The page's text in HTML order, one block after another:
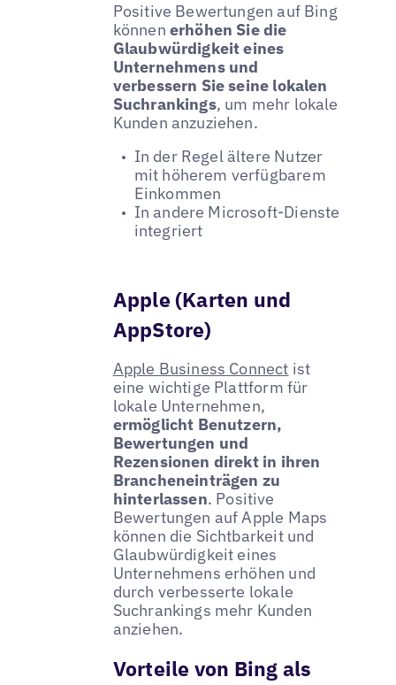
Positive Bewertungen auf Bing
können erhöhen Sie die
Glaubwürdigkeit eines
Unternehmens und
verbessern Sie seine lokalen
Suchrankings, um mehr lokale
Kunden anzuziehen.
In der Regel ältere Nutzer
mit höherem verfügbarem
Einkommen
In andere Microsoft-Dienste
integriert
Apple (Karten und
AppStore)
Apple Business Connect ist
eine wichtige Plattform für
lokale Unternehmen,
ermöglicht Benutzern,
Bewertungen und
Rezensionen direkt in ihren
Brancheneinträgen zu
hinterlassen. Positive
Bewertungen auf Apple Maps
können die Sichtbarkeit und
Glaubwürdigkeit eines
Unternehmens erhöhen und
durch verbesserte lokale
Suchrankings mehr Kunden
anziehen.
Vorteile von Bing als